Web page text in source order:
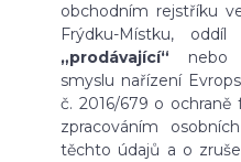
obchodním rejstříku
Frýdku-Místku,
„prodávající“ nebo
smyslu nařízení
č. 2016/679 o
zpracováním
těchto údajů a o